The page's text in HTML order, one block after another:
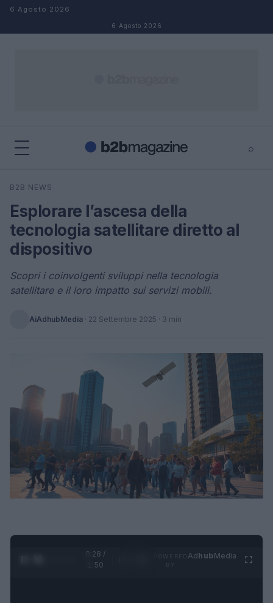
Salta al contenuto
6 Agosto 2026
6 Agosto 2026
⌕
Cerca
B2B NEWS
Esplorare l’ascesa della
tecnologia satellitare diretto al
dispositivo
Scopri i coinvolgenti sviluppi nella tecnologia
satellitare e il loro impatto sui servizi mobili.
AiAdhubMedia · 22 Settembre 2025 · 3 min
0:29 /
1:50
AdhubMedia